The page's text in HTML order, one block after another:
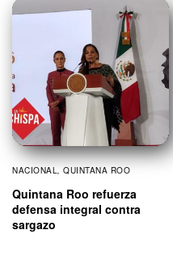
NACIONAL, QUINTANA ROO
Quintana Roo refuerza
defensa integral contra
sargazo